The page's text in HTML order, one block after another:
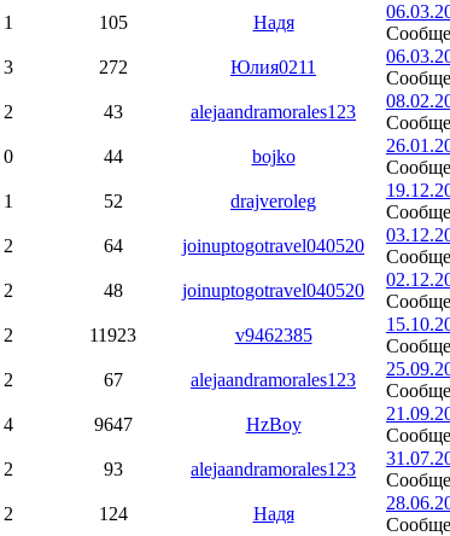
1 105 Надя
3 272 Юлия0211
2 43 alejaandramorales123
0 44 bojko
1 52 drajveroleg
2 64 joinuptogotravel040520
2 48 joinuptogotravel040520
2 11923 v9462385
2 67 alejaandramorales123
4 9647 HzBoy
2 93 alejaandramorales123
2 124 Надя